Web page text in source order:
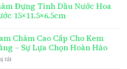
Đựng Tinh Dầu Nước Hoa
15×11.5×6.5cm
Châm Cao Cấp Cho Kem
– Sự Lựa Chọn Hoàn Hảo
tắtở